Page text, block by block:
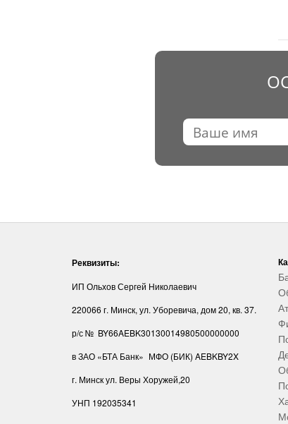
Реквизиты:
ИП Ольхов Сергей Николаевич
220066 г. Минск, ул. Уборевича, дом 20, кв. 37.
р/с № BY66AEBK30130014980500000000
в ЗАО «БТА Банк» МФО (БИК) AEBKBY2X
г. Минск ул. Веры Хоружей,20
УНП ‎192035341